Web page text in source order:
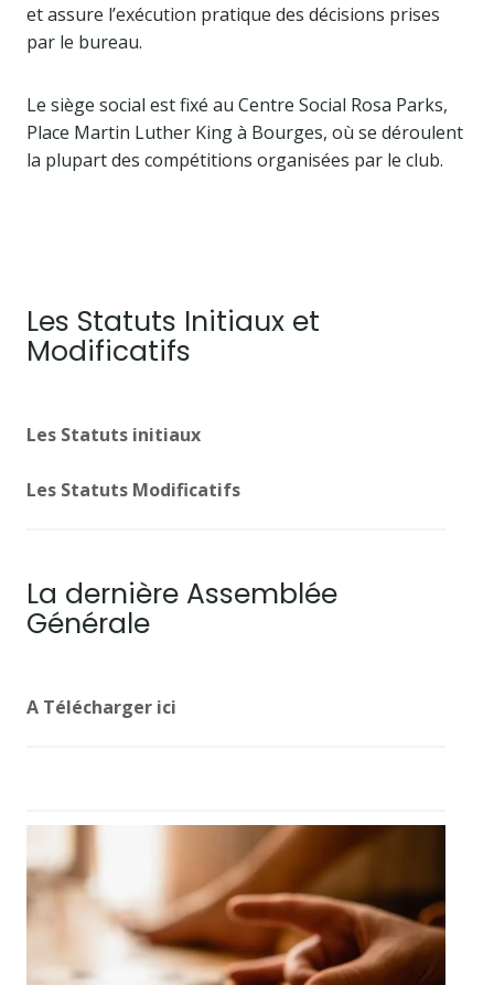
et assure l’exécution pratique des décisions prises
par le bureau.
Le siège social est fixé au Centre Social Rosa Parks,
Place Martin Luther King à Bourges, où se déroulent
la plupart des compétitions organisées par le club.
Les Statuts Initiaux et
Modificatifs
Les Statuts initiaux
Les Statuts Modificatifs
La dernière Assemblée
Générale
A Télécharger ici